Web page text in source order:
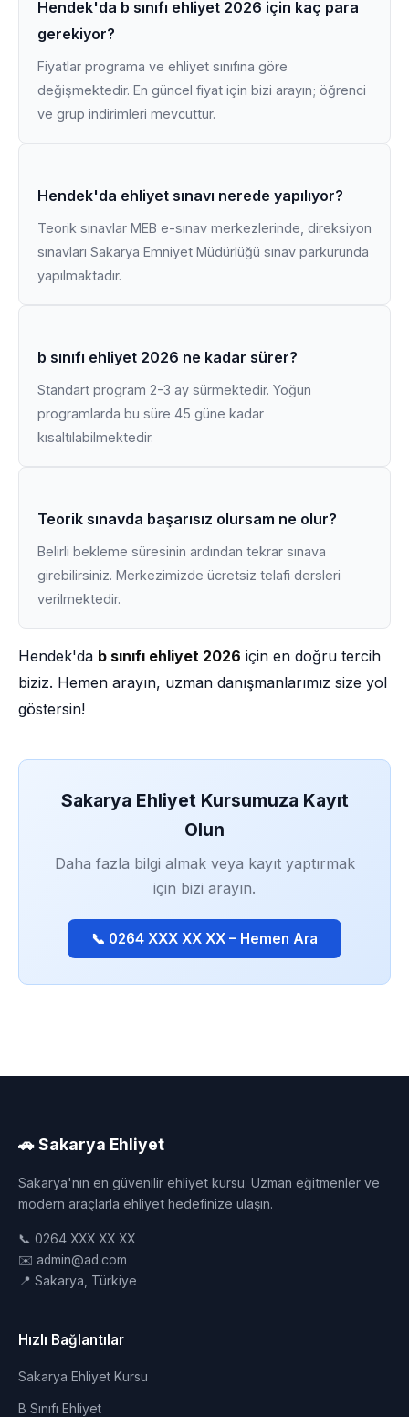
Hendek'da b sınıfı ehliyet 2026 için kaç para
gerekiyor?
Fiyatlar programa ve ehliyet sınıfına göre
değişmektedir. En güncel fiyat için bizi arayın; öğrenci
ve grup indirimleri mevcuttur.
Hendek'da ehliyet sınavı nerede yapılıyor?
Teorik sınavlar MEB e-sınav merkezlerinde, direksiyon
sınavları Sakarya Emniyet Müdürlüğü sınav parkurunda
yapılmaktadır.
b sınıfı ehliyet 2026 ne kadar sürer?
Standart program 2-3 ay sürmektedir. Yoğun
programlarda bu süre 45 güne kadar
kısaltılabilmektedir.
Teorik sınavda başarısız olursam ne olur?
Belirli bekleme süresinin ardından tekrar sınava
girebilirsiniz. Merkezimizde ücretsiz telafi dersleri
verilmektedir.
Hendek'da b sınıfı ehliyet 2026 için en doğru tercih
biziz. Hemen arayın, uzman danışmanlarımız size yol
göstersin!
Sakarya Ehliyet Kursumuza Kayıt
Olun
Daha fazla bilgi almak veya kayıt yaptırmak
için bizi arayın.
📞 0264 XXX XX XX – Hemen Ara
🚗 Sakarya Ehliyet
Sakarya'nın en güvenilir ehliyet kursu. Uzman eğitmenler ve
modern araçlarla ehliyet hedefinize ulaşın.
📞 0264 XXX XX XX
✉️ admin@ad.com
📍 Sakarya, Türkiye
Hızlı Bağlantılar
Sakarya Ehliyet Kursu
B Sınıfı Ehliyet